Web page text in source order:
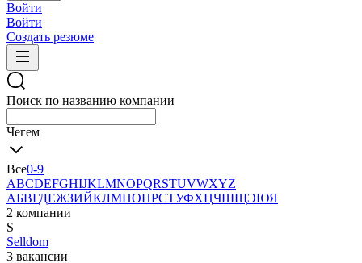
Войти
Войти
Создать резюме
Поиск по названию компании
Чегем
Все0-9
ABCDEFGHIJKLMNOPQRSTUVWXYZ
АБВГДЕЖЗИЙКЛМНОПРСТУФХЦЧШЩЭЮЯ
2 компании
S
Selldom
3 вакансии